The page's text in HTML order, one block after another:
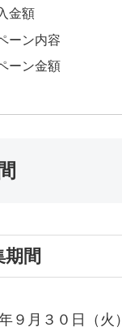
金額
ーン内容
ーン金額
間
９月３０日（火）